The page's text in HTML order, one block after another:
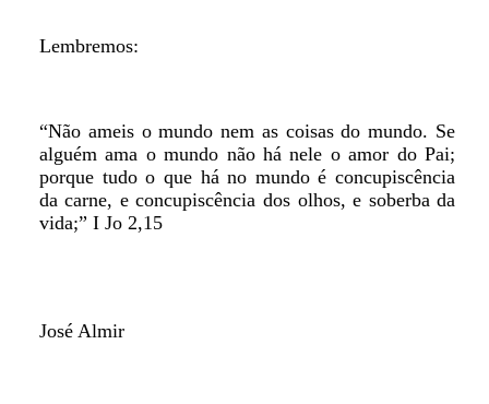
Lembremos:
“Não ameis o mundo nem as coisas do mundo. Se
alguém ama o mundo não há nele o amor do Pai;
porque tudo o que há no mundo é concupiscência
da carne, e concupiscência dos olhos, e soberba da
vida;” I Jo 2,15
José Almir